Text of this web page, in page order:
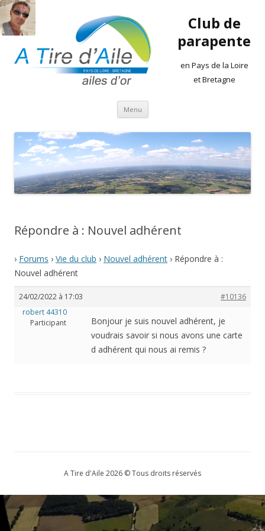
Club de
parapente
en Pays de la Loire
et Bretagne
Menu Aller
contenu
Répondre à : Nouvel adhérent
› Forums › Vie du club › Nouvel adhérent › Répondre à :
Nouvel adhérent
24/02/2022 à 17:03
#10136
robert 44310
Participant
Bonjour je suis nouvel adhérent, je
voudrais savoir si nous avons une carte
d adhérent qui nous ai remis ?
A Tire d'Aile 2026 © Tous droits réservés